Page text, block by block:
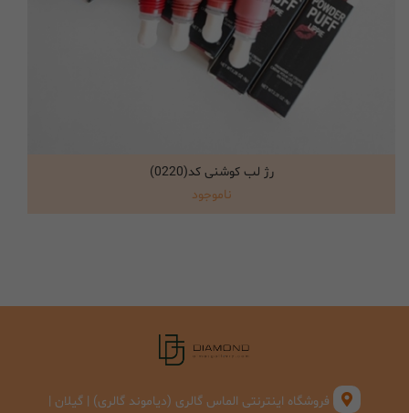
انتخاب گزینه ها
رژ لب کوشنی کد(0220)
ناموجود
فروشگاه اینترنتی الماس گالری (دیاموند گالری) | گیلان |